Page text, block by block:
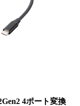
4ポート変換